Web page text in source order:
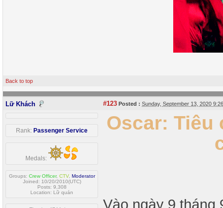
Back to top
Lữ Khách #123 Posted : Sunday, September 13, 2020
Rank: Passenger Service
Medals:
Groups: Crew Officer, CTV, Moderator
Joined: 10/20/2010(UTC)
Posts: 9,308
Location: Lữ quán
Oscar:
Vào ngày 9 tháng